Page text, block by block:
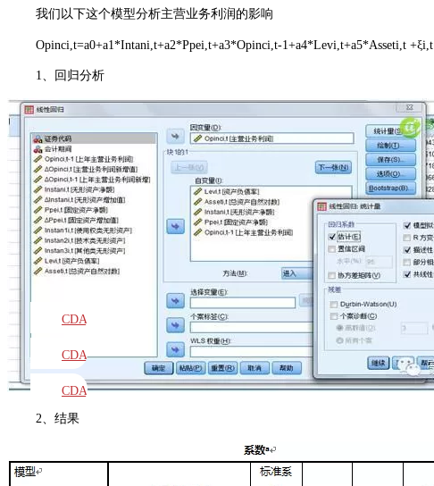
我们以下这个模型分析主营业务利润的影响
Opinci,t=a0+a1*Intani,t+a2*Ppei,t+a3*Opinci,t-1+a4*Levi,t+a5*Asseti,t +ξi,t
1、回归分析
2、结果
CDA
教材
CDA
题库
CDA
大纲